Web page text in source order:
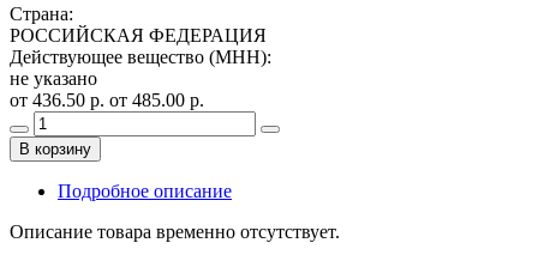
Страна:
РОССИЙСКАЯ ФЕДЕРАЦИЯ
Действующее вещество (МНН):
не указано
от 436.50 р. от 485.00 р.
В корзину
Подробное описание
Описание товара временно отсутствует.